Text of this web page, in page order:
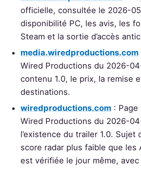
officielle, consultée le 2026-
disponibilité PC, les avis, les
Steam et la sortie d’accès
media.wiredproductions.com
Wired Productions du 2026-
contenu 1.0, le prix, la remise
destinations.
wiredproductions.com :
Wired Productions du 2026-
l’existence du trailer 1.0. Sujet
score radar plus faible que les
est vérifiée le jour même,